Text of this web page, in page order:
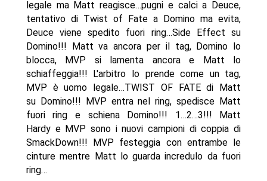
legale ma Matt reagisce…pugni e calci a Deuce,
tentativo di Twist of Fate a Domino ma evita,
Deuce viene spedito fuori ring…Side Effect su
Domino!!! Matt va ancora per il tag, Domino lo
blocca, MVP si lamenta ancora e Matt lo
schiaffeggia!!! L'arbitro lo prende come un tag,
MVP è uomo legale…TWIST OF FATE di Matt
su Domino!!! MVP entra nel ring, spedisce Matt
fuori ring e schiena Domino!!! 1…2…3!!! Matt
Hardy e MVP sono i nuovi campioni di coppia di
SmackDown!!! MVP festeggia con entrambe le
cinture mentre Matt lo guarda incredulo da fuori
ring…